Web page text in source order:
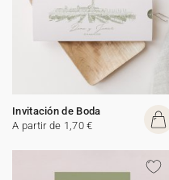
Invitación de Boda
A partir de 1,70 €